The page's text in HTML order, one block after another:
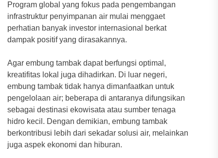
Program global yang fokus pada pengembangan
infrastruktur penyimpanan air mulai menggaet
perhatian banyak investor internasional berkat
dampak positif yang dirasakannya.
Agar embung tambak dapat berfungsi optimal,
kreatifitas lokal juga dihadirkan. Di luar negeri,
embung tambak tidak hanya dimanfaatkan untuk
pengelolaan air; beberapa di antaranya difungsikan
sebagai destinasi ekowisata atau sumber tenaga
hidro kecil. Dengan demikian, embung tambak
berkontribusi lebih dari sekadar solusi air, melainkan
juga aspek ekonomi dan hiburan.